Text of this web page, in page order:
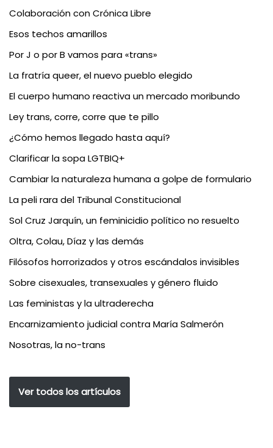
Colaboración con Crónica Libre
Esos techos amarillos
Por J o por B vamos para «trans»
La fratría queer, el nuevo pueblo elegido
El cuerpo humano reactiva un mercado moribundo
Ley trans, corre, corre que te pillo
¿Cómo hemos llegado hasta aquí?
Clarificar la sopa LGTBIQ+
Cambiar la naturaleza humana a golpe de formulario
La peli rara del Tribunal Constitucional
Sol Cruz Jarquín, un feminicidio político no resuelto
Oltra, Colau, Díaz y las demás
Filósofos horrorizados y otros escándalos invisibles
Sobre cisexuales, transexuales y género fluido
Las feministas y la ultraderecha
Encarnizamiento judicial contra María Salmerón
Nosotras, la no-trans
Ver todos los artículos